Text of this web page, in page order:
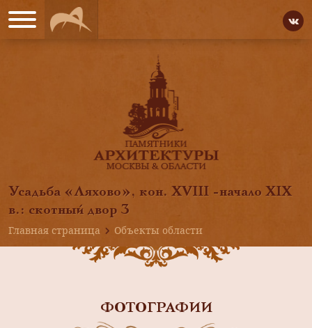
Усадьба «Ляхово», кон. XVIII -начало XIX
в.: скотный двор 3
Главная страница
Объекты области
ФОТОГРАФИИ